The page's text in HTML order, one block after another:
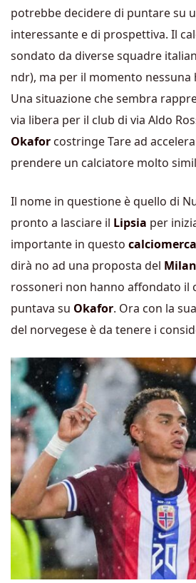
potrebbe decidere di puntare su
interessante e di prospettiva. Il
sondato da diverse squadre
ndr), ma per il momento
Una situazione che sembra
via libera per il club di via Aldo
Okafor costringe Tare ad
prendere un calciatore molto
Il nome in questione è quello di
pronto a lasciare il Lipsia per
importante in questo
dirà no ad una proposta del Milan
rossoneri non hanno affondato il
puntava su Okafor. Ora con la
del norvegese è da tenere i